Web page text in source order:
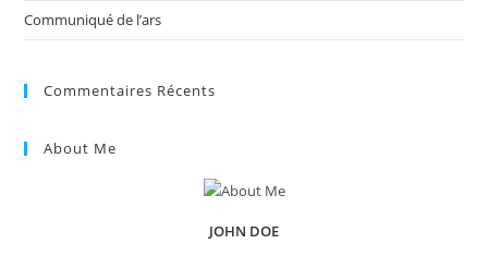
Communiqué de l’ars
Commentaires Récents
About Me
JOHN DOE